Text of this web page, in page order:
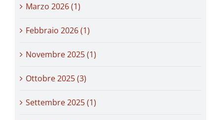
Marzo 2026 (1)
Febbraio 2026 (1)
Novembre 2025 (1)
Ottobre 2025 (3)
Settembre 2025 (1)